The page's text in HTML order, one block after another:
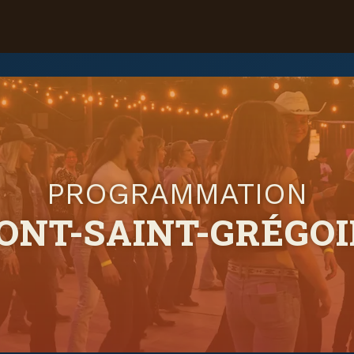
PROGRAMMATION
SAINT-